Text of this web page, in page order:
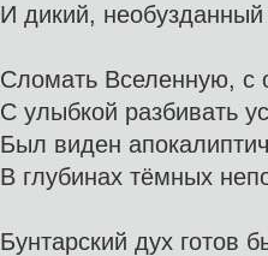
И дикий,
Сломать Вселенную, с
С улыбкой разбивать
Был виден
В глубинах тёмных
Бунтарский дух готов